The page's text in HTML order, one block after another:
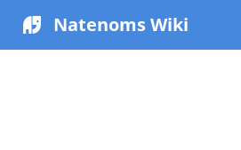
Natenoms Wiki